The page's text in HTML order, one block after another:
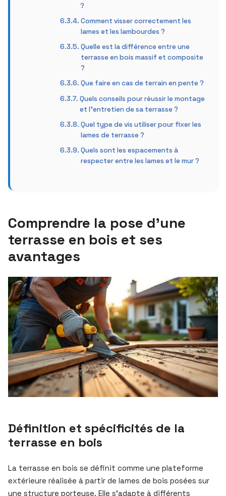
?
Comment visser correctement les
lames et les lambourdes ?
Quelle est la différence entre une
terrasse en bois massif et composite
?
Que faire en cas de terrain en pente ?
Quels conseils pour réussir le montage
et l’entretien de sa terrasse ?
Quel type de vis utiliser pour fixer les
lames de terrasse ?
Quels sont les espacements à
respecter entre les lames et le mur ?
Comprendre la pose d’une
terrasse en bois et ses
avantages
Définition et spécificités de la
terrasse en bois
La terrasse en bois se définit comme une plateforme
extérieure réalisée à partir de lames de bois posées sur
une structure porteuse. Elle s’adapte à différents